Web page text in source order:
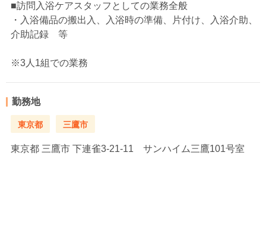
■訪問入浴ケアスタッフとしての業務全般
・入浴備品の搬出入、入浴時の準備、片付け、入浴介助、
介助記録 等
※3人1組での業務
勤務地
東京都 三鷹市
東京都 三鷹市 下連雀3-21-11 サンハイム三鷹101号室